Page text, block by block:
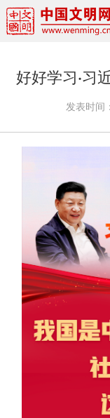
权威发布
文明培育
文明之光
好好学习·习
发表时间：